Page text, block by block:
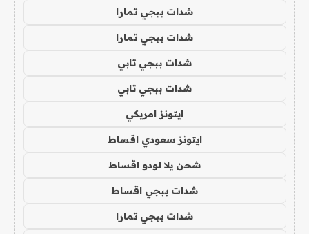
شدات ببجي تمارا
شدات ببجي تمارا
شدات ببجي تابي
شدات ببجي تابي
ايتونز امريكي
ايتونز سعودي اقساط
شحن يلا لودو اقساط
شدات ببجي اقساط
شدات ببجي تمارا